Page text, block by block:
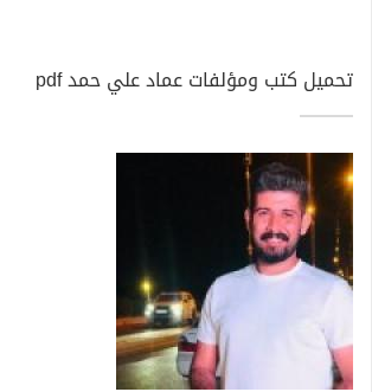
تحميل كتب ومؤلفات عماد علي حمد pdf